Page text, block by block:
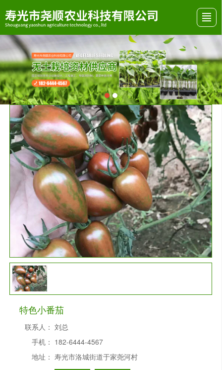
首页 关于我们 产品展示 行业资讯 留言反馈
特色小番茄
联系人： 刘总
手机： 182-6444-4567
地址： 寿光市洛城街道于家尧河村